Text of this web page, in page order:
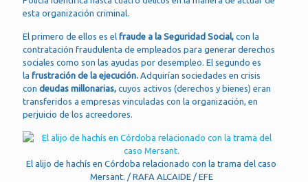
esta organización criminal.
El primero de ellos es el fraude a la Seguridad Social, con la
contratación fraudulenta de empleados para generar derechos
sociales como son las ayudas por desempleo. El segundo es
la frustración de la ejecución. Adquirían sociedades en crisis
con deudas millonarias, cuyos activos (derechos y bienes) eran
transferidos a empresas vinculadas con la organización, en
perjuicio de los acreedores.
El alijo de hachís en Córdoba relacionado con la trama del caso
Mersant. / RAFA ALCAIDE / EFE